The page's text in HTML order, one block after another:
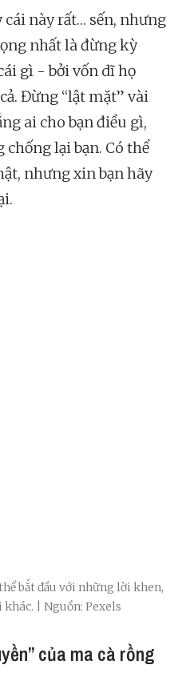
này rất… sến, nhưng
nhất là đừng kỳ
gì - bởi vốn dĩ họ
Đừng “lật mặt” vài
ai cho bạn điều gì,
chống lại bạn. Có thể
nhưng xin bạn hãy
bắt đầu với những lời khen,
| Nguồn: Pexels
của ma cà rồng